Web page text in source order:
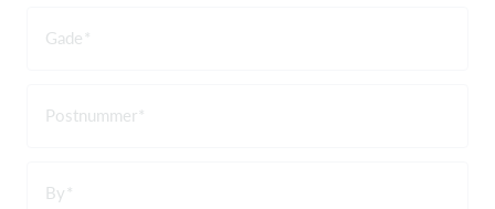
Gade
Postnummer
By